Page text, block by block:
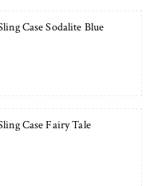
Case Sodalite Blue
Case Fairy Tale